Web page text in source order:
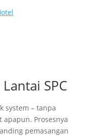
SPC
system – tanpa
apapun. Prosesnya
pemasangan